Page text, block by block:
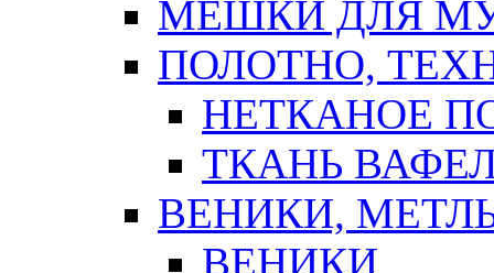
МЕШКИ ДЛЯ
ПОЛОТНО,
НЕТКАНОЕ
ТКАНЬ
ВЕНИКИ,
ВЕНИКИ